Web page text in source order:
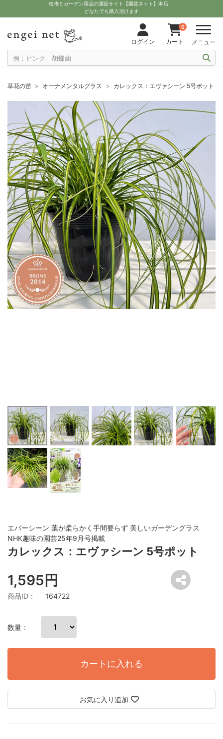
植物とガーデン用品の通販サイト【園芸ネット】本店
どなたでも購入頂けます
ログイン
0
カート メニュー
草花の苗 オーナメンタルグラス カレックス：エヴァシーン 5号ポット
エバーシーン 葉が柔らかく手間要らず 美しいガーデングラス
NHK趣味の園芸25年9月号掲載
カレックス：エヴァシーン 5号ポット
1,595円
商品ID： 164722
数量：
カートに入れる
お気に入り追加